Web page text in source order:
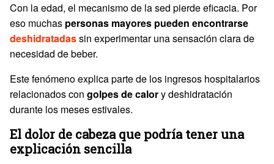
Con la edad, el mecanismo de la sed pierde eficacia. Por
eso muchas personas mayores pueden encontrarse
deshidratadassin experimentar una sensación clara de
necesidad de beber.
Este fenómeno explica parte de los ingresos hospitalarios
relacionados con golpes de calory deshidratación
durante los meses estivales.
El dolor de cabeza que podría tener una
explicación sencilla